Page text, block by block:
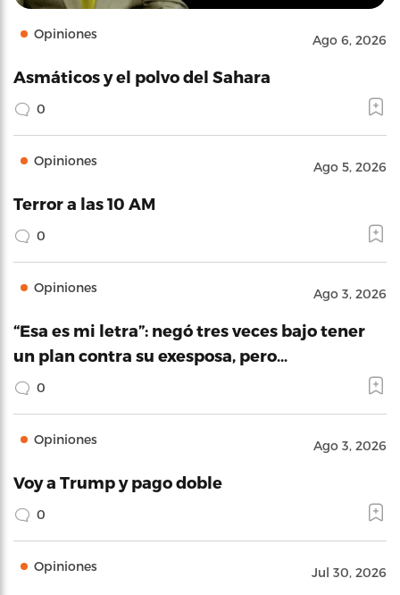
Opiniones Ago 6, 2026
Asmáticos y el polvo del Sahara
0
Opiniones Ago 5, 2026
Terror a las 10 AM
0
Opiniones Ago 3, 2026
“Esa es mi letra”: negó tres veces bajo tener
un plan contra su exesposa, pero…
0
Opiniones Ago 3, 2026
Voy a Trump y pago doble
0
Opiniones Jul 30, 2026